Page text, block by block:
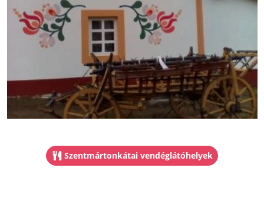
Szentmártonkátai vendéglátóhelyek